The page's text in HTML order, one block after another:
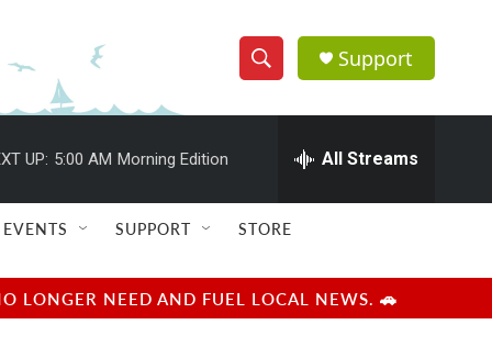
S
h
w
e
e
h
Q
u
r
y
Support
UP: 5:00 AM Morning Edition All Streams
EVENTS SUPPORT STORE
LONGER NEED AND FUEL LOCAL NEWS. 🚗